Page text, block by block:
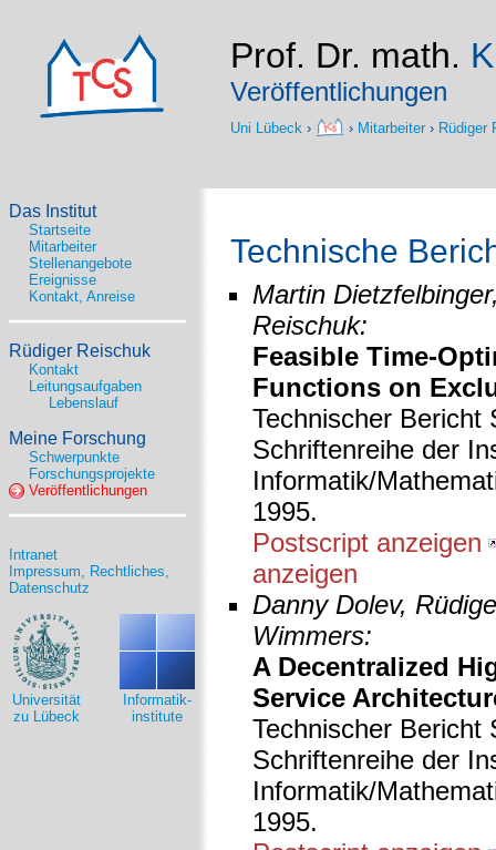
Prof. Dr. math.
Veröffentlichungen
Uni Lübeck › › Mitarbeiter › Rüdiger
Das Institut
Startseite
Mitarbeiter
Stellenangebote
Ereignisse
Kontakt, Anreise
Rüdiger Reischuk
Kontakt
Leitungsaufgaben
Lebenslauf
Meine Forschung
Schwerpunkte
Forschungsprojekte
Veröffentlichungen
Intranet
Impressum, Rechtliches,
Datenschutz
Universität
zu Lübeck
Informatik-
institute
Technische
Martin
Reischuk:
Feasible Time-
Functions on
Technischer Bericht
Schriftenreihe der
Informatik/
1995.
Postscript anzeigen
anzeigen
Danny Dolev,
Wimmers:
A Decentralized
Service
Technischer Bericht
Schriftenreihe der
Informatik/
1995.